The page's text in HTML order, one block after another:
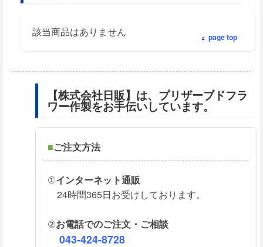
該当商品はありません page top
【株式会社日販】は、プリザーブドフラ
ワー作製をお手伝いしています。
■ご注文方法
①インターネット通販
24時間365日お受けしております。
②お電話でのご注文・ご相談
043-424-8728